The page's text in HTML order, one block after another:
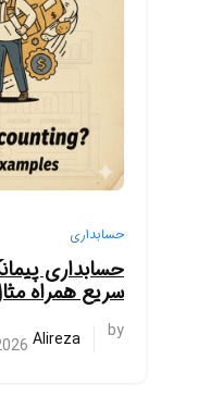
حسابداری
حسابداری
سریع همراه
by
Alireza